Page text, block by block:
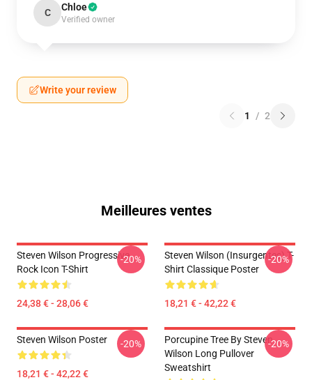
C Chloe
Verified owner
Write your review
1 / 2
Meilleures ventes
Steven Wilson Progressive
Rock Icon T-Shirt
24,38 € - 28,06 €
-20%
Steven Wilson (insurgentes) T-
Shirt Classique Poster
18,21 € - 42,22 €
-20%
Steven Wilson Poster
18,21 € - 42,22 €
-20%
Porcupine Tree By Steven
Wilson Long Pullover
Sweatshirt
-20%